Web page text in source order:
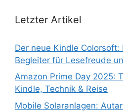
Letzter Artikel
Der neue Kindle Colorsoft:
Begleiter für Lesefreude
Amazon Prime Day 2025:
Kindle, Technik & Reise
Mobile Solaranlagen: